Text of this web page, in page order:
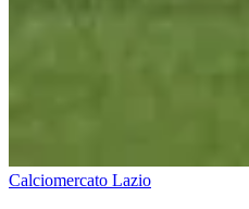
Calciomercato Lazio